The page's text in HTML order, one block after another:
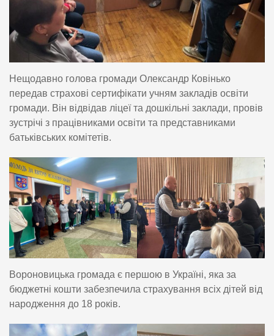
Нещодавно голова громади Олександр Ковінько
передав страхові сертифікати учням закладів освіти
громади. Він відвідав ліцеї та дошкільні заклади, провів
зустрічі з працівниками освіти та представниками
батьківських комітетів.
Вороновицька громада є першою в Україні, яка за
бюджетні кошти забезпечила страхування всіх дітей від
народження до 18 років.